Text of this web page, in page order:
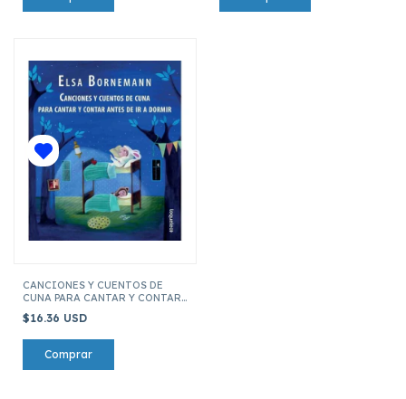
CANCIONES Y CUENTOS DE
CUNA PARA CANTAR Y CONTAR
$16.36 USD